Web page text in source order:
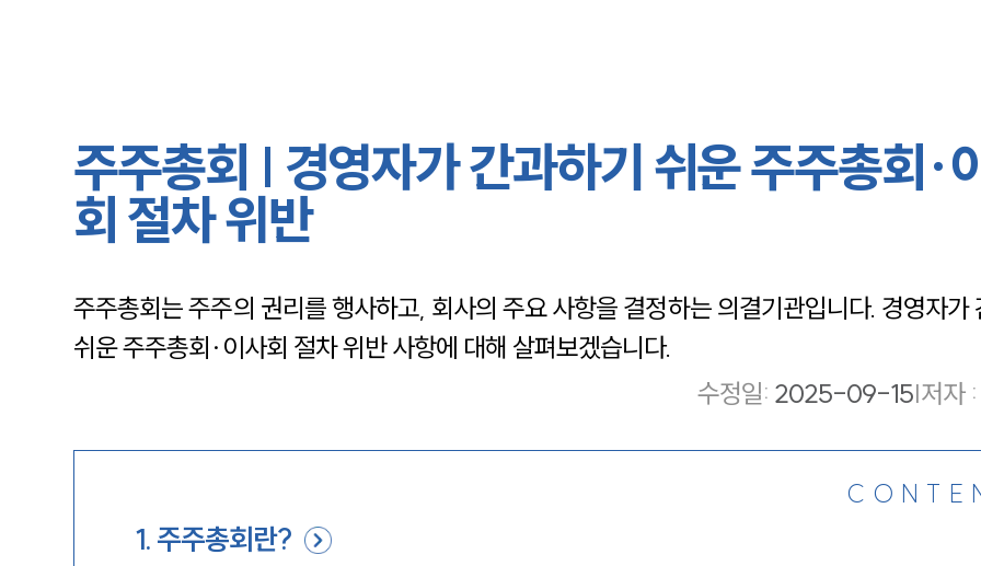
주주총회 | 경영자가 간과하기 쉬운 주주총회·
회 절차 위반
주주총회는 주주의 권리를 행사하고, 회사의 주요 사항을 결정하는 의결기관입니다. 경영자가
쉬운 주주총회·이사회 절차 위반 사항에 대해 살펴보겠습니다.
수정일: 2025-09-15|저자 :
1. 주주총회란?